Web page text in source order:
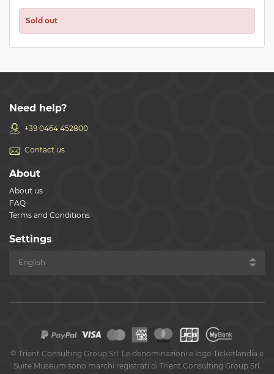
Sold out
Need help?
+39 0464 452800
Contact us
About
About us
FAQ
Terms and Conditions
Settings
© Trient Consulting Group Srl. Le denominazioni e logo Ticketlandia e
Suite Museum sono marchi registrati di Trient Consulting Group Srl.